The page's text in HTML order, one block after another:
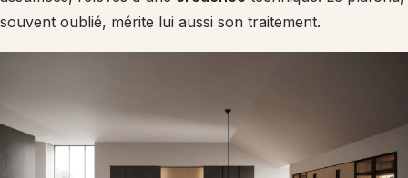
souvent oublié, mérite lui aussi son traitement.